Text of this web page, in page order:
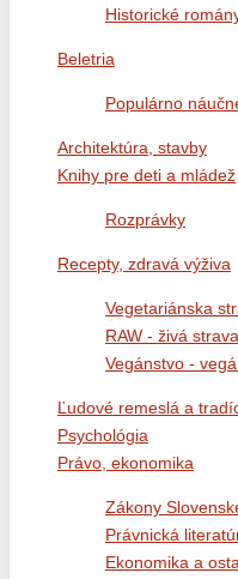
Historické
Beletria
Populárno
Architektúra, stavby
Knihy pre deti a mládež
Rozprávky
Recepty, zdravá výživa
Vegetariánska
RAW - živá strava
Vegánstvo -
Ľudové remeslá a
Psychológia
Právo, ekonomika
Zákony
Právnická
Ekonomika a